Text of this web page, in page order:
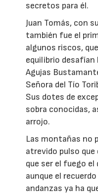
secretos para él.
Juan Tomás, con
también fue el
algunos riscos,
equilibrio desafían
Agujas
Señora del Tío
Sus dotes de
sobra conocidas,
arrojo.
Las montañas no
atrevido pulso
que ser el fuego el
aunque el
andanzas ya ha